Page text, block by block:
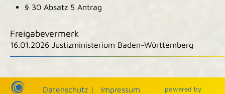
§ 30 Absatz 5 Antrag
Freigabevermerk
16.01.2026 Justizministerium Baden-Württemberg
powered by
Datenschutz | Impressum